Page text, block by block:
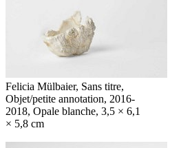
Felicia Mülbaier, Sans titre,
Objet/petite annotation, 2016-
2018, Opale blanche, 3,5 × 6,1
× 5,8 cm